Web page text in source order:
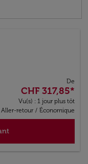
De
CHF 317,85*
Vu(s) : 1 jour plus tôt
Aller-retour / Économique